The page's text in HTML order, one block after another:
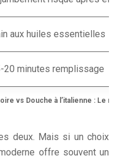
vs Douche à l’italienne : Le
aux huiles essentielles
20 minutes remplissage
deux. Mais si un choix
offre souvent un